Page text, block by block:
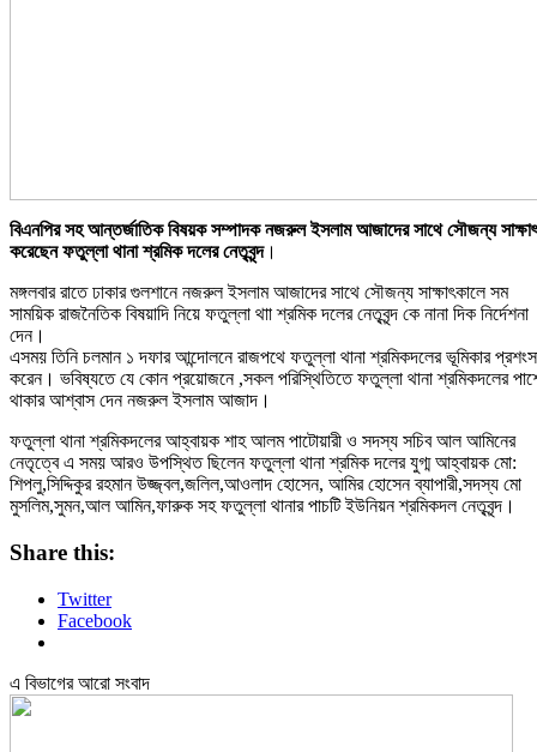
বিএনপির সহ আন্তর্জাতিক বিষয়ক সম্পাদক নজরুল ইসলাম আজাদের সাথে সৌজন্য সাক্ষাৎ
করেছেন ফতুল্লা থানা শ্রমিক দলের নেতৃবৃন্দ।
মঙ্গলবার রাতে ঢাকার গুলশানে নজরুল ইসলাম আজাদের সাথে সৌজন্য সাক্ষাৎকালে সম
সাময়িক রাজনৈতিক বিষয়াদি নিয়ে ফতুল্লা থাা শ্রমিক দলের নেতৃবৃন্দ কে নানা দিক নির্দেশনা
দেন।
এসময় তিনি চলমান ১ দফার আন্দোলনে রাজপথে ফতুল্লা থানা শ্রমিকদলের ভূমিকার
করেন। ভবিষ্যতে যে কোন প্রয়োজনে ,সকল পরিস্থিতিতে ফতুল্লা থানা শ্রমিকদলের
থাকার আশ্বাস দেন নজরুল ইসলাম আজাদ।
ফতুল্লা থানা শ্রমিকদলের আহ্বায়ক শাহ আলম পাটোয়ারী ও সদস্য সচিব আল আমিনের
নেতৃত্বে এ সময় আরও উপস্থিত ছিলেন ফতুল্লা থানা শ্রমিক দলের যুগ্ম আহ্বায়ক মো:
শিপলু,সিদ্দিকুর রহমান উজ্জ্বল,জলিল,আওলাদ হোসেন, আমির হোসেন ব্যাপারী,সদস্য মো
মুসলিম,সুমন,আল আমিন,ফারুক সহ ফতুল্লা থানার পাচটি ইউনিয়ন শ্রমিকদল নেতৃবৃন্দ।
Share this:
Twitter
Facebook
এ বিভাগের আরো সংবাদ